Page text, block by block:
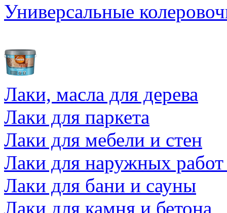
Универсальные
Лаки, масла для дерева
Лаки для паркета
Лаки для мебели и стен
Лаки для наружных
Лаки для бани и сауны
Лаки для камня и бетона